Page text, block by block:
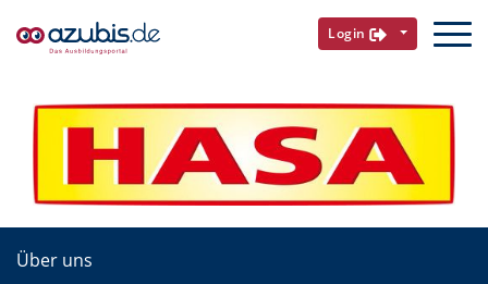
Login
Über uns